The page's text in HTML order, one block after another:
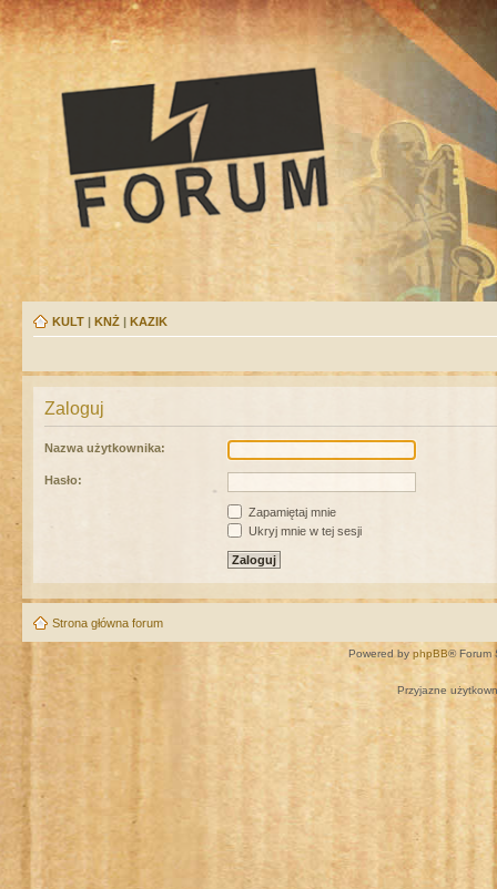
KULT | KNŻ | KAZIK
Zaloguj
Nazwa użytkownika:
Hasło:
Zapamiętaj mnie
Ukryj mnie w tej sesji
Strona główna forum
Powered by phpBB® Forum
Przyjazne